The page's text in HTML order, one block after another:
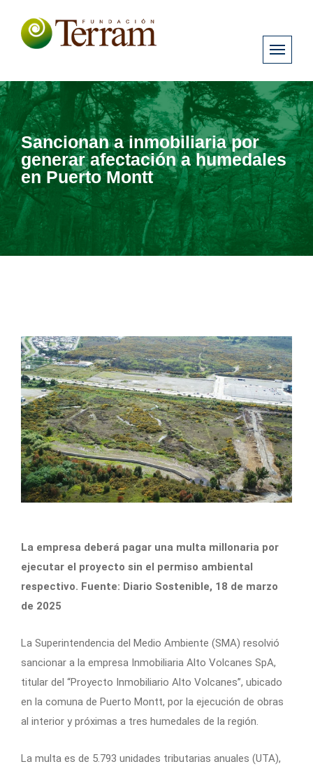
Sancionan a inmobiliaria por
generar afectación a humedales
en Puerto Montt
La empresa deberá pagar una multa millonaria por
ejecutar el proyecto sin el permiso ambiental
respectivo. Fuente: Diario Sostenible, 18 de marzo
de 2025
La Superintendencia del Medio Ambiente (SMA) resolvió
sancionar a la empresa Inmobiliaria Alto Volcanes SpA,
titular del “Proyecto Inmobiliario Alto Volcanes”, ubicado
en la comuna de Puerto Montt, por la ejecución de obras
al interior y próximas a tres humedales de la región.
La multa es de 5.793 unidades tributarias anuales (UTA),